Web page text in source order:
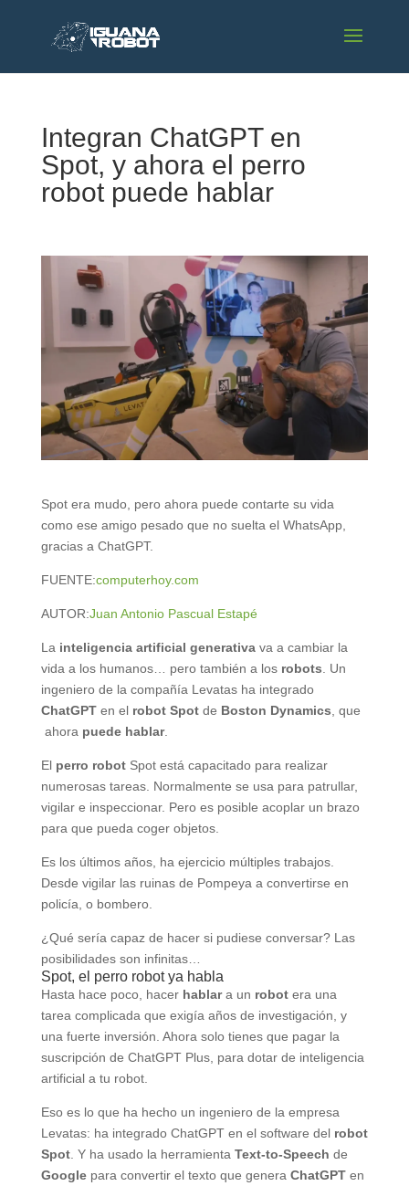
Integran ChatGPT en
Spot, y ahora el perro
robot puede hablar
Spot era mudo, pero ahora puede contarte su vida
como ese amigo pesado que no suelta el WhatsApp,
gracias a ChatGPT.
FUENTE:computerhoy.com
AUTOR:Juan Antonio Pascual Estapé
La inteligencia artificial generativava a cambiar la
vida a los humanos… pero también a los robots . Un
ingeniero de la compañía Levatas ha integrado
ChatGPTen el robot Spotde Boston Dynamics , que
ahora puede hablar.
El perro robotSpot está capacitado para realizar
numerosas tareas. Normalmente se usa para patrullar,
vigilar e inspeccionar. Pero es posible acoplar un brazo
para que pueda coger objetos.
Es los últimos años, ha ejercicio múltiples trabajos.
Desde vigilar las ruinas de Pompeya a convertirse en
policía, o bombero.
¿Qué sería capaz de hacer si pudiese conversar? Las
posibilidades son infinitas…
Spot, el perro robot ya habla
Hasta hace poco, hacer hablara un robotera una
tarea complicada que exigía años de investigación, y
una fuerte inversión. Ahora solo tienes que pagar la
suscripción de ChatGPT Plus, para dotar de inteligencia
artificial a tu robot.
Eso es lo que ha hecho un ingeniero de la empresa
Levatas: ha integrado ChatGPT en el software del robot
Spot. Y ha usado la herramienta Text-to-Speech de
Googlepara convertir el texto que genera ChatGPTen